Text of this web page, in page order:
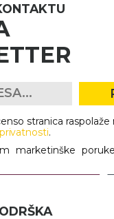
stranica
.
marketinške